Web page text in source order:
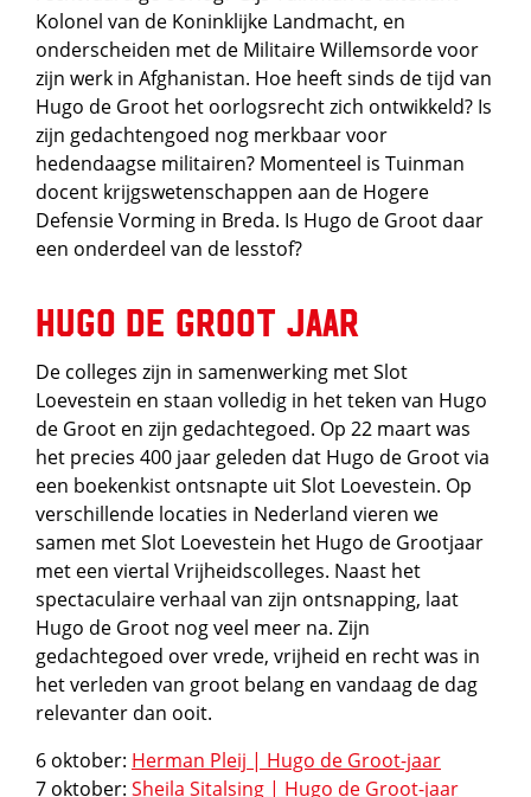
Kolonel van de Koninklijke Landmacht, en
onderscheiden met de Militaire Willemsorde voor
zijn werk in Afghanistan. Hoe heeft sinds de tijd van
Hugo de Groot het oorlogsrecht zich ontwikkeld? Is
zijn gedachtengoed nog merkbaar voor
hedendaagse militairen? Momenteel is Tuinman
docent krijgswetenschappen aan de Hogere
Defensie Vorming in Breda. Is Hugo de Groot daar
een onderdeel van de lesstof?
Hugo de Groot jaar
De colleges zijn in samenwerking met Slot
Loevestein en staan volledig in het teken van Hugo
de Groot en zijn gedachtegoed. Op 22 maart was
het precies 400 jaar geleden dat Hugo de Groot via
een boekenkist ontsnapte uit Slot Loevestein. Op
verschillende locaties in Nederland vieren we
samen met Slot Loevestein het Hugo de Grootjaar
met een viertal Vrijheidscolleges. Naast het
spectaculaire verhaal van zijn ontsnapping, laat
Hugo de Groot nog veel meer na. Zijn
gedachtegoed over vrede, vrijheid en recht was in
het verleden van groot belang en vandaag de dag
relevanter dan ooit.
6 oktober: Herman Pleij | Hugo de Groot-jaar
7 oktober: Sheila Sitalsing | Hugo de Groot-jaar